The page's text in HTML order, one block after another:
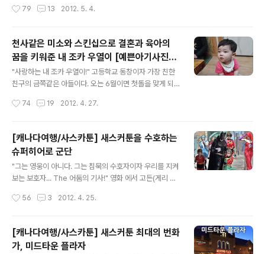
길은 심학산이 자랑이자 백미이다. "향긋한 봄꽃의 천국!"
있는 관저 '리도홀'까지 유명한 관광 명소들이 밀집되어 있
가 수도이다 보니 다채로운 축제와 행사가 끊이지 않고 열
리게 되는데 규모가 크고 계절별로 컨셉이 다른 오타와만
의 축제 역시 많은 사람들을 불러모으는 요인이 된다. 해마
다 정말 많은 행사가 열리고 있지만 그중에서도 가장 대표
적인 축제는 5월의 시작을 알리는 '오타와 튤립 페스티
는 달이다. 오타와 시민들은 물론 축제를 즐기러 온 관광객
79 13 2012. 5. 4.
천사같은 미소와 스킨십으로 결혼과 육아의
꿈을 키워준 내 조카 우열이 [예쁜아기사진/
베이비사진]
"사랑하는 내 조카 우열이!" 고등학교 동창이자 가장 친한
친구의 금쪽같은 아들이다. 오는 6월이면 첫돌을 맞게 되
과 사랑까지 먹으며 하루가 다르게 쑥쑥 자라고 있다. 우열
단순한 조카의 의미를 넘어 나로 하여금 좋은 아빠가 될 수
있다는 기대를 갖게 해주었기 때문이다. 어느덧 30대 중반
을 바라보는 나이가 되었지만 그동안 나이에 비해 성숙하
지 못한 삶을 살아왔던 것 같다. 그런 내가 우열이를 바라보
며 결혼과 육아에 대한 꿈을 키우고, 정신적으로나 인격적
일 수 있는 지혜와 동시에 이상과 적당히 타협할 수 있는 지
74 19 2012. 4. 27.
[캐나다여행/사스카툰] 새스커툰을 수호하는
슈퍼히어로 군단
"그는 영웅이 아니다. 그는 침묵의 수호자이자 우리를 지켜
보는 보호자... The 어둠의 기사!" 영화 에서 고든(게리 올
인적으로 애니메이션을 기반으로 만든 슈퍼히어로물을 그
서서히 흥미를 갖게 되었다. 그리고 를 보며 흥미의 정점을
찍게 되었다. 이후 다시금 흥미를 잃어 가고 있다가 올여름
개봉 예정인 를 기다리고 있었는데 그 전에 영화에서나 보
56 3 2012. 4. 25.
[캐나다여행/사스카툰] 새스커툰 최대의 번화
가, 미드타운 플라자